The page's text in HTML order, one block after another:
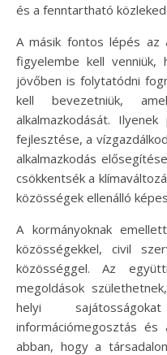
és a fenntartható
A másik fontos lépés az
figyelembe kell venniük,
jövőben is folytatódni
kell bevezetniük,
alkalmazkodását.
fejlesztése, a
alkalmazkodás
csökkentsék a
közösségek ellenálló
A kormányoknak
közösségekkel, civil
közösséggel. Az
megoldások
helyi
információmegosztás
abban, hogy a